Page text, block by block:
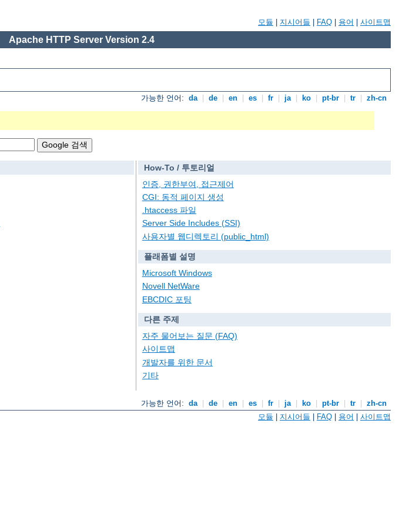
모듈 지시어들 FAQ 용어 사이트맵
Apache HTTP Server Version 2.4
가능한 언어: da de en es fr ja ko pt-br tr zh-cn
How-To / 투토리얼
인증, 권한부여, 접근제어
CGI: 동적 페이지 생성
.htaccess 파일
Server Side Includes (SSI)
사용자별 웹디렉토리 (public_html)
플래폼별 설명
Microsoft Windows
Novell NetWare
EBCDIC 포팅
다른 주제
자주 물어보는 질문 (FAQ)
사이트맵
개발자를 위한 문서
기타
가능한 언어: da de en es fr ja ko pt-br tr
zh-cn
모듈 | 지시어들 | FAQ | 용어 | 사이트맵